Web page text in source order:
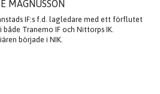
MAGNUSSON
IF:s f.d. lagledare med ett förflutet
både Tranemo IF och Nittorps IK.
började i NIK.